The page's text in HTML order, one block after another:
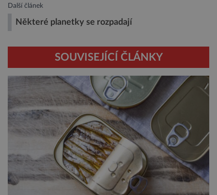
Další článek
Některé planetky se rozpadají
SOUVISEJÍCÍ ČLÁNKY